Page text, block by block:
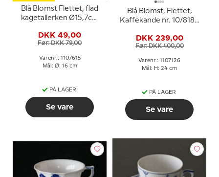
Blå Blomst Flettet, flad
kagetallerken Ø15,7cm
DKK 49,00
Før: DKK 79,00
Varenr.: 1107615
Mål: Ø: 16 cm
PÅ LAGER
Se vare
Blå Blomst, Flettet,
Kaffekande nr. 10/8189
Copenhagen
DKK 239,00
Før: DKK 400,00
Varenr.: 1107126
Mål: H: 24 cm
PÅ LAGER
Se vare